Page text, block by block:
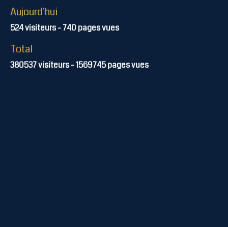
Aujourd'hui
524visiteurs -740pages vues
Total
380537visiteurs -1569745pages vues